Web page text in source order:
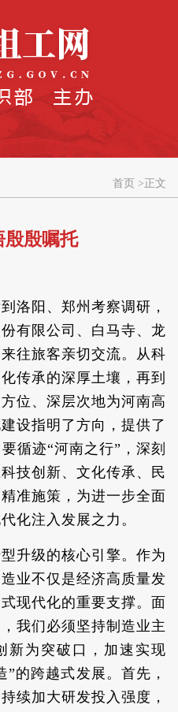
首页 > 正文
殷殷嘱托
洛阳、郑州考察调研，
有限公司、白马寺、龙
往旅客亲切交流。从科
传承的深厚土壤，再到
位、深层次地为河南高
设指明了方向，提供了
循迹“河南之行”，深刻
技创新、文化传承、民
准施策，为进一步全面
化注入发展之力。
升级的核心引擎。作为
业不仅是经济高质量发
现代化的重要支撑。面
我们必须坚持制造业主
新为突破口，加速实现
”的跨越式发展。首先，
续加大研发投入强度，